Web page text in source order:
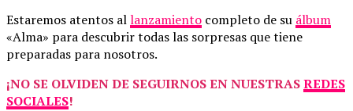
Estaremos atentos allanzamiento completo de su álbum
«Alma» para descubrir todas las sorpresas que tiene
preparadas para nosotros.
¡NO SE OLVIDEN DE SEGUIRNOS EN NUESTRASREDES
SOCIALES!